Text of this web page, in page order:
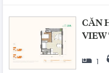
CĂN
VIEW